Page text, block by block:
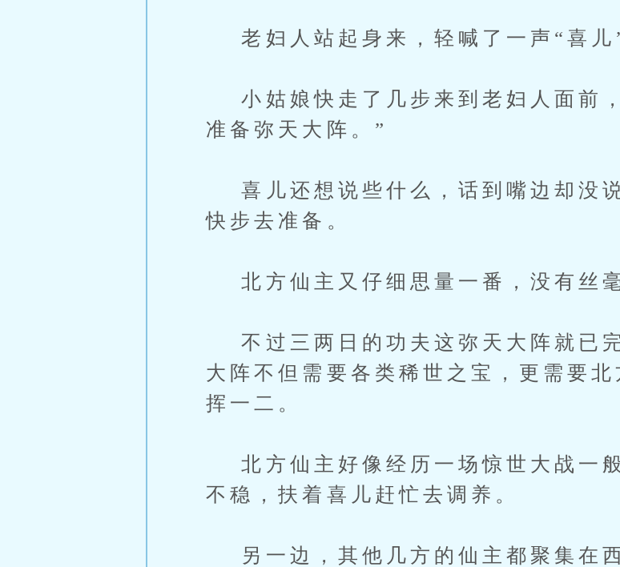
老妇人站起身来，轻喊了一声“喜儿
小姑娘快走了几步来到老妇人面前
准备弥天大阵。”
喜儿还想说些什么，话到嘴边却没
快步去准备。
北方仙主又仔细思量一番，没有丝毫
不过三两日的功夫这弥天大阵就已
大阵不但需要各类稀世之宝，更需要
挥一二。
北方仙主好像经历一场惊世大战一
不稳，扶着喜儿赶忙去调养。
另一边，其他几方的仙主都聚集在